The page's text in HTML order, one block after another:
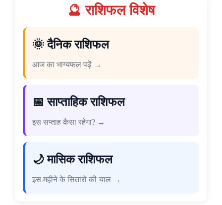
🔮 राशिफल विशेष
🌞 दैनिक राशिफल
आज का भाग्यफल पढ़ें →
📅 साप्ताहिक राशिफल
इस सप्ताह कैसा रहेगा? →
🌙 मासिक राशिफल
इस महीने के सितारों की चाल →